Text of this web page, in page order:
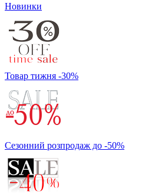
Новинки
Товар тижня -30%
Сезонний розпродаж до -50%